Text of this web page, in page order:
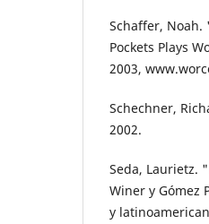
Schaffer, Noah.
Pockets Plays
2003,
Schechner,
2002.
Seda, Laurietz.
Winer y Gómez
y